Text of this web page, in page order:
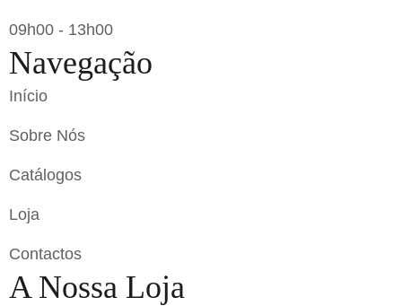
09h00 - 13h00
Navegação
Início
Sobre Nós
Catálogos
Loja
Contactos
A Nossa Loja